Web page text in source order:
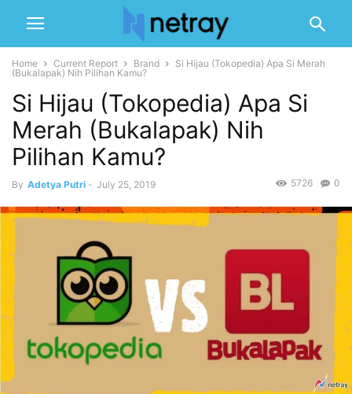
Home Current Report Brand
Si Hijau (Tokopedia) Apa Si Merah
(Bukalapak) Nih Pilihan Kamu?
Si Hijau (Tokopedia) Apa Si
Merah (Bukalapak) Nih
Pilihan Kamu?
By Adetya Putri - July 25, 2019 0
5726